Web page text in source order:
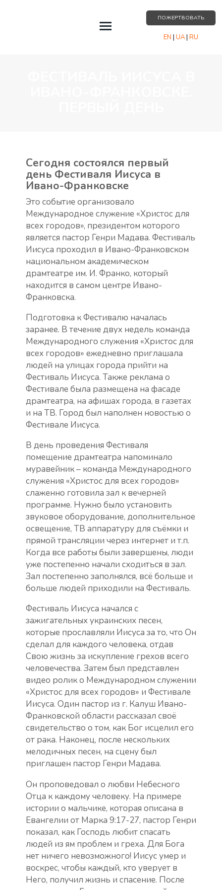
ПОЖЕРТВОВАТЬ
EN |UA|RU
Сегодня состоялся первый
день Фестиваля Иисуса в
Ивано-Франковске
Это событие организовало
Международное служение «Христос для
всех городов», президентом которого
является пастор Генри Мадава. Фестиваль
Иисуса проходил в Ивано-Франковском
национальном академическом
драмтеатре им. И. Франко, который
находится в самом центре Ивано-
Франковска.
Подготовка к Фестивалю началась
заранее. В течение двух недель команда
Международного служения «Христос для
всех городов» ежедневно приглашала
людей на улицах города прийти на
Фестиваль Иисуса. Также реклама о
Фестивале была размещена на фасаде
драмтеатра, на афишах города, в газетах
и на ТВ. Город был наполнен новостью о
Фестивале Иисуса.
В день проведения Фестиваля
помещение драмтеатра напоминало
муравейник – команда Международного
служения «Христос для всех городов»
слаженно готовила зал к вечерней
программе. Нужно было установить
звуковое оборудование, дополнительное
освещение, ТВ аппаратуру для съёмки и
прямой трансляции через интернет и т.п.
Когда все работы были завершены, люди
уже постепенно начали сходиться в зал.
Зал постепенно заполнялся, всё больше и
больше людей приходили на Фестиваль.
Фестиваль Иисуса начался с
зажигательных украинских песен,
которые прославляли Иисуса за то, что Он
сделал для каждого человека, отдав
Свою жизнь за искупление грехов всего
человечества. Затем был представлен
видео ролик о Международном служении
«Христос для всех городов» и Фестивале
Иисуса. Один пастор из г. Калуш Ивано-
Франковской области рассказал своё
свидетельство о том, как Бог исцелил его
от рака. Наконец, после нескольких
мелодичных песен, на сцену был
приглашен пастор Генри Мадава.
Он проповедовал о любви Небесного
Отца к каждому человеку. На примере
истории о мальчике, которая описана в
Евангелии от Марка 9:17-27, пастор Генри
показал, как Господь любит спасать
людей из ям проблем и греха. Для Бога
нет ничего невозможного! Иисус умер и
воскрес, чтобы каждый, кто уверует в
Него, получил жизнь и спасение. После